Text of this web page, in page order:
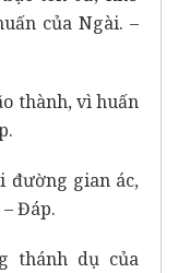
của Ngài. –
thành, vì huấn
đường gian ác,
Đáp.
thánh dụ của